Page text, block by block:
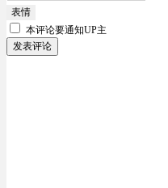
表情
本评论要通知UP主
发表评论